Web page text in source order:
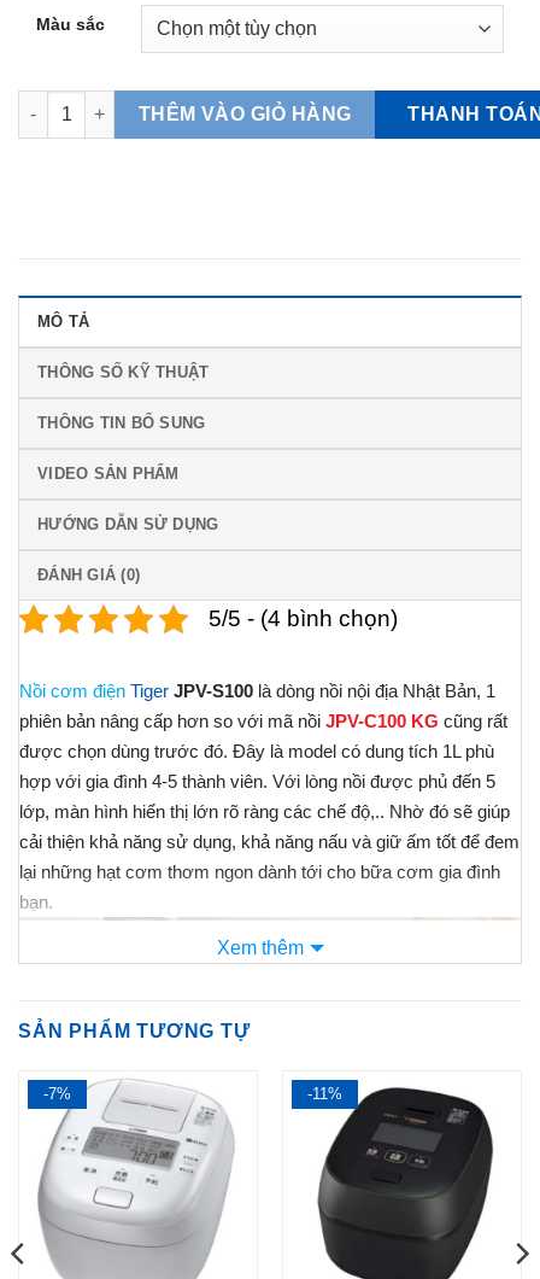
Màu sắc
Nồi cơm Tiger JPV-S100 Cao Tần Áp Suất số lượng
THÊM VÀO GIỎ HÀNG THANH
MÔ TẢ
THÔNG SỐ KỸ THUẬT
THÔNG TIN BỔ SUNG
VIDEO SẢN PHẨM
HƯỚNG DẪN SỬ DỤNG
ĐÁNH GIÁ (0)
5/5 - (4 bình chọn)
Nồi cơm điện Tiger JPV-S100 là dòng nồi nội địa Nhật Bản, 1
phiên bản nâng cấp hơn so với mã nồi JPV-C100 KG cũng rất
được chọn dùng trước đó. Đây là model có dung tích 1L phù
hợp với gia đình 4-5 thành viên. Với lòng nồi được phủ đến 5
lớp, màn hình hiển thị lớn rõ ràng các chế độ,.. Nhờ đó sẽ giúp
cải thiện khả năng sử dụng, khả năng nấu và giữ ấm tốt để đem
lại những hạt cơm thơm ngon dành tới cho bữa cơm gia đình
bạn.
Xem thêm
SẢN PHẨM TƯƠNG TỰ
-7% -11%